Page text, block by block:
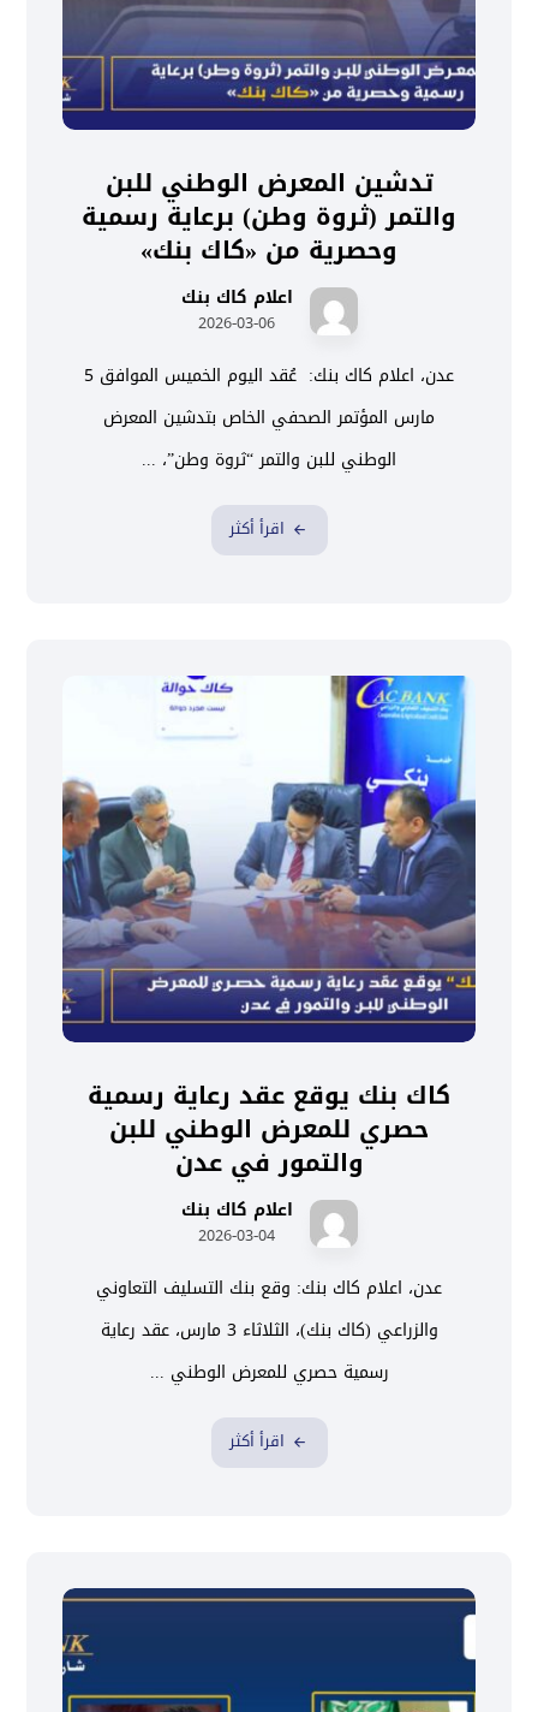
تدشين المعرض الوطني للبن
والتمر (ثروة وطن) برعاية رسمية
وحصرية من «كاك بنك»
اعلام كاك بنك
2026-03-06
عدن، اعلام كاك بنك: عُقد اليوم الخميس الموافق 5
مارس المؤتمر الصحفي الخاص بتدشين المعرض
الوطني للبن والتمر “ثروة وطن”، ...
اقرأ أكثر
كاك بنك يوقع عقد رعاية رسمية
حصري للمعرض الوطني للبن
والتمور في عدن
اعلام كاك بنك
2026-03-04
عدن، اعلام كاك بنك: وقع بنك التسليف التعاوني
والزراعي (كاك بنك)، الثلاثاء 3 مارس، عقد رعاية
رسمية حصري للمعرض الوطني ...
اقرأ أكثر